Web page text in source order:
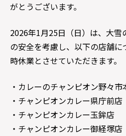
がとうございます。
2026年1月25日（日）は、大雪
の安全を考慮し、以下の店舗
時休業とさせていただきます。
・カレーのチャンピオン野々市
・チャンピオンカレー県庁前店
・チャンピオンカレー玉鉾店
・チャンピオンカレー御経塚店